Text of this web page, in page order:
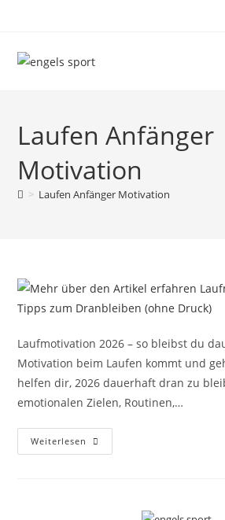
Laufen Anfänger
Motivation
> Laufen Anfänger Motivation
Laufmotivation 2026 – so bleibst du
Motivation beim Laufen kommt und
helfen dir, 2026 dauerhaft dran zu
emotionalen Zielen, Routinen,…
Weiterlesen